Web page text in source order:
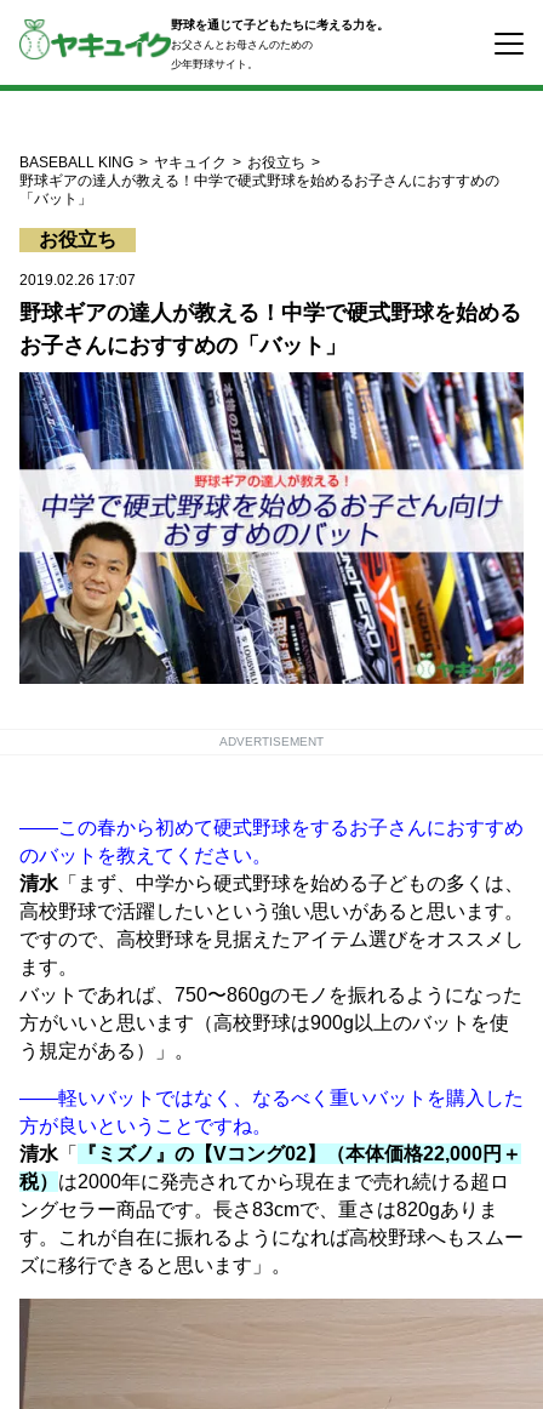
ン
野球を通じて子どもたちに考える力を。
お父さんとお母さんのための
少年野球サイト。
BASEBALL KING ヤキュイク
お役立ち
野球ギアの達人が教える！中学で硬式野球を始めるお子さんにおすすめの
「バット」
お役立ち
2019.02.26 17:07
野球ギアの達人が教える！中学で硬式野球を始める
お子さんにおすすめの「バット」
ADVERTISEMENT
――この春から初めて硬式野球をするお子さんにおすすめ
のバットを教えてください。
清水「まず、中学から硬式野球を始める子どもの多くは、
高校野球で活躍したいという強い思いがあると思います。
ですので、高校野球を見据えたアイテム選びをオススメし
ます。
バットであれば、750〜860gのモノを振れるようになった
方がいいと思います（高校野球は900g以上のバットを使
う規定がある）」。
――軽いバットではなく、なるべく重いバットを購入した
方が良いということですね。
清水「
『ミズノ』の【Vコング02】（本体価格22,000円＋
税） は2000年に発売されてから現在まで売れ続ける超ロ
ングセラー商品です。長さ83cmで、重さは820gありま
す。これが自在に振れるようになれば高校野球へもスムー
ズに移行できると思います」。